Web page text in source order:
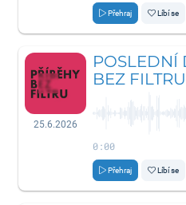
Přehraj Líbí se
25.6.2026
POSLEDNÍ
BEZ FILTRU
0:00
Přehraj Líbí se